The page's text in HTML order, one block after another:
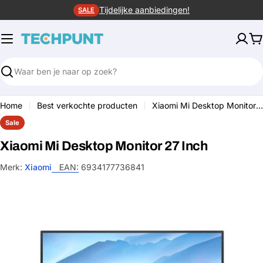
naar
inhoud
SALE Tijdelijke aanbiedingen!
Zoeken
Home Best verkochte producten Xiaomi Mi Desktop Monitor 27 Inch
Sale
Xiaomi Mi Desktop Monitor 27 Inch
Merk: Xiaomi EAN: 6934177736841